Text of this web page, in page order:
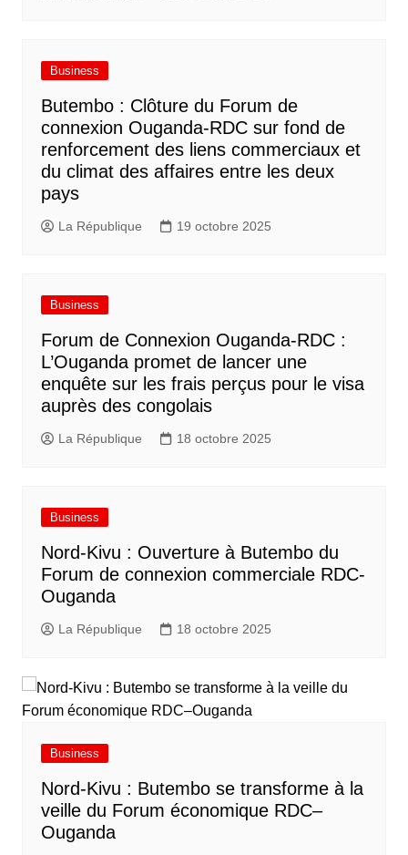
Business
Butembo : Clôture du Forum de
connexion Ouganda-RDC sur fond de
renforcement des liens commerciaux et
du climat des affaires entre les deux
pays
La République 19 octobre 2025
Business
Forum de Connexion Ouganda-RDC :
L’Ouganda promet de lancer une
enquête sur les frais perçus pour le visa
auprès des congolais
La République 18 octobre 2025
Business
Nord-Kivu : Ouverture à Butembo du
Forum de connexion commerciale RDC-
Ouganda
La République 18 octobre 2025
Business
Nord-Kivu : Butembo se transforme à la
veille du Forum économique RDC–
Ouganda